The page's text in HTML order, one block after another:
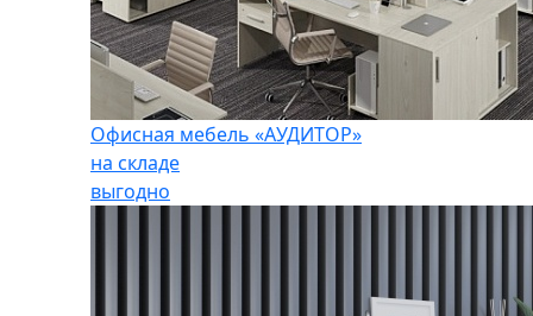
Офисная мебель «АУДИТОР»
на складе
выгодно